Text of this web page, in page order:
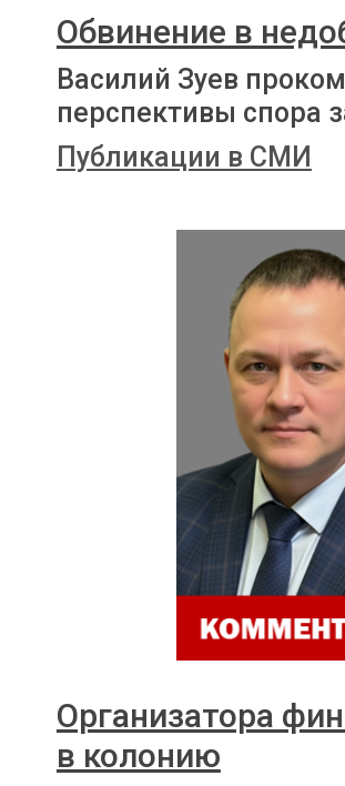
Обвинение в
Василий Зуев
перспективы спора
Публикации в СМИ
Организатора
в колонию